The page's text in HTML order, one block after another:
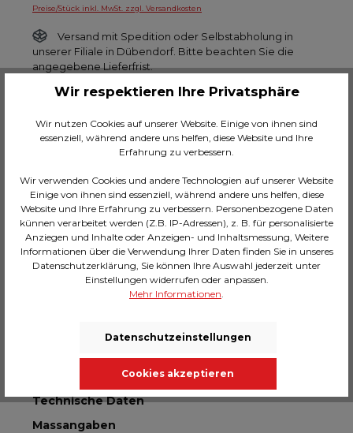
Preise/Stück inkl. MwSt. zzgl. Versandkosten
Versand mit Spedition oder Selbstabholung in
unserer Filiale in Dübendorf. Bitte beachten Sie die
angegebene Lieferfrist.
Voraussichtliche Lieferzeit ca. 10 Wochen
In den Warenkorb
Zum Merkzettel hinzufügen
Hersteller-Nr.: 29081370
Crema - wir widmen uns den Liebhabern der
Einfachheit, die Funktionalität zu schätzen wissen,
sich aber nicht vorstellen, da…Mehr
Technische Daten
Massangaben
Wir respektieren Ihre Privatsphäre
Wir nutzen Cookies auf unserer Website. Einige von ihnen sind
essenziell, während andere uns helfen, diese Website und Ihre
Erfahrung zu verbessern.
Wir verwenden Cookies und andere Technologien auf unserer Website
Einige von ihnen sind essenziell, während andere uns helfen, diese
Website und Ihre Erfahrung zu verbessern. Personenbezogene Daten
künnen verarbeitet werden (Z.B. IP-Adressen), z. B. für personalisierte
Anziegen und Inhalte oder Anzeigen- und Inhaltsmessung, Weitere
Informationen über die Verwendung Ihrer Daten finden Sie in unseres
Datenschutzerklärung, Sie können Ihre Auswahl jederzeit unter
Einstellungen widerrufen oder anpassen.
Mehr Informationen.
Datenschutzeinstellungen
Cookies akzeptieren